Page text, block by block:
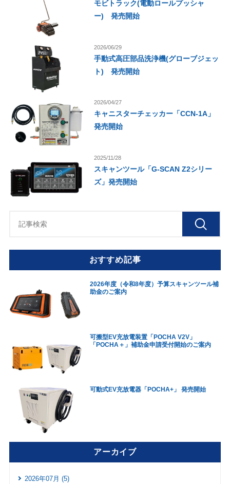
モビトラック(電動ロールプッシャ
ー) 発売開始
2026/06/29
手動式高圧部品洗浄機(グローブジェッ
ト) 発売開始
2026/04/27
キャニスターチェッカー「CCN-1A」
発売開始
2025/11/28
スキャンツール「G-SCAN Z2シリー
ズ」発売開始
おすすめ記事
2026年度（令和8年度）予算スキャンツール補
助金のご案内
可搬型EV充放電装置「POCHA V2V」
「POCHA＋」補助金申請受付開始のご案内
可動式EV充放電器「POCHA+」 発売開始
アーカイブ
2026年07月 (5)